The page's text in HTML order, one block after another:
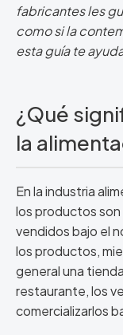
fabricantes les
como si la
esta guía te
¿Qué
la
En la industria
los productos
vendidos bajo el
los productos,
general una
restaurante, los
comercializarlos